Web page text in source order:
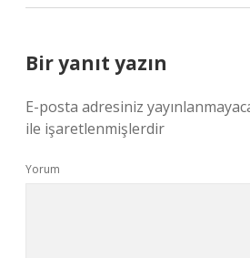
Bir yanıt yazın
E-posta adresiniz
ile işaretlenmişlerdir
Yorum